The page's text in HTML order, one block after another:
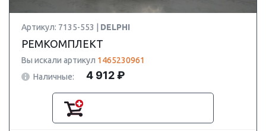
Артикул: 7135-553 | DELPHI
РЕМКОМПЛЕКТ
Вы искали артикул 1465230961
Наличные:
4 912 ₽